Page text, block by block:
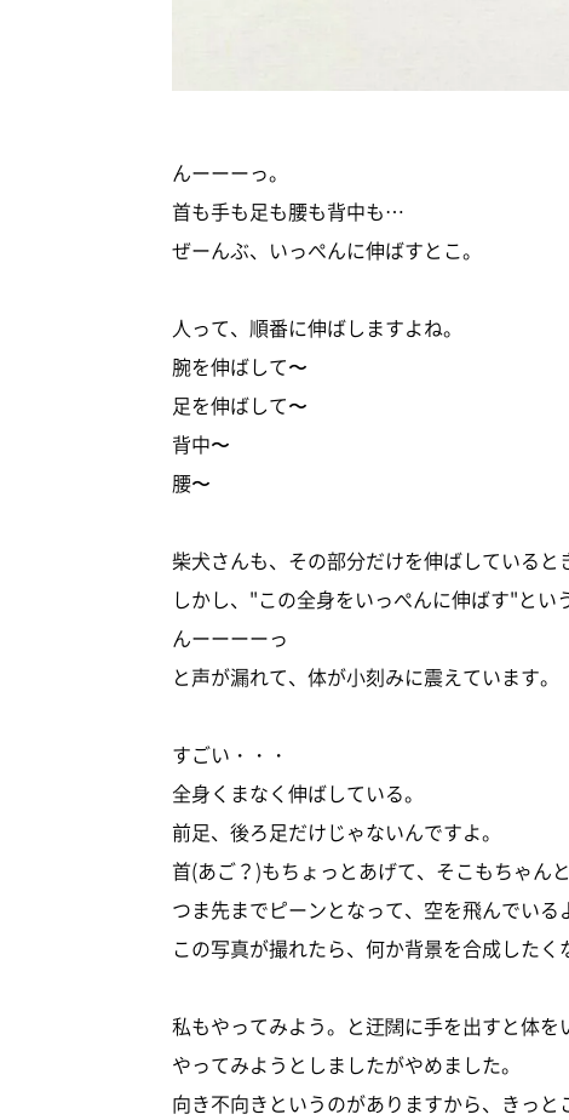
んーーーっ。
首も手も足も腰も背中も…
ぜーんぶ、いっぺんに伸ばすとこ。
人って、順番に伸ばしますよね。
腕を伸ばして〜
足を伸ばして〜
背中〜
腰〜
柴犬さんも、その部分だけを伸ばしていると
しかし、"この全身をいっぺんに伸ばす"とい
んーーーーっ
と声が漏れて、体が小刻みに震えています。
すごい・・・
全身くまなく伸ばしている。
前足、後ろ足だけじゃないんですよ。
首(あご？)もちょっとあげて、そこもちゃん
つま先までピーンとなって、空を飛んでいる
この写真が撮れたら、何か背景を合成したく
私もやってみよう。と迂闊に手を出すと体を
やってみようとしましたがやめました。
向き不向きというのがありますから、きっと